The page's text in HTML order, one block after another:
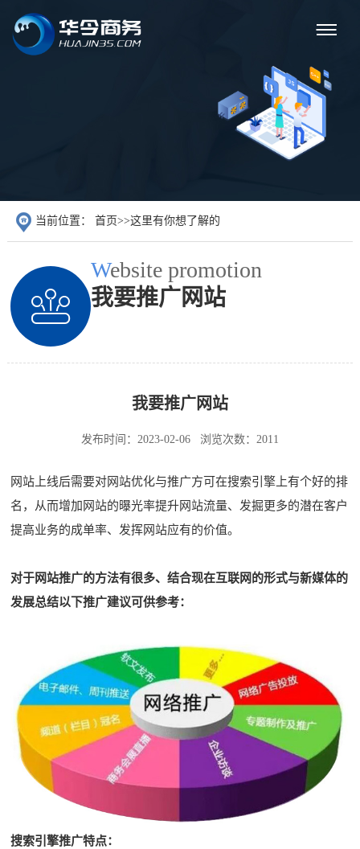
当前位置： 首页>>这里有你想了解的
Website promotion
我要推广网站
我要推广网站
发布时间：2023-02-06 浏览次数：2011
网站上线后需要对网站优化与推广方可在搜索引擎上有个好的排
名，从而增加网站的曝光率提升网站流量、发掘更多的潜在客户
提高业务的成单率、发挥网站应有的价值。
对于网站推广的方法有很多、结合现在互联网的形式与新媒体的
发展总结以下推广建议可供参考：
搜索引擎推广特点：